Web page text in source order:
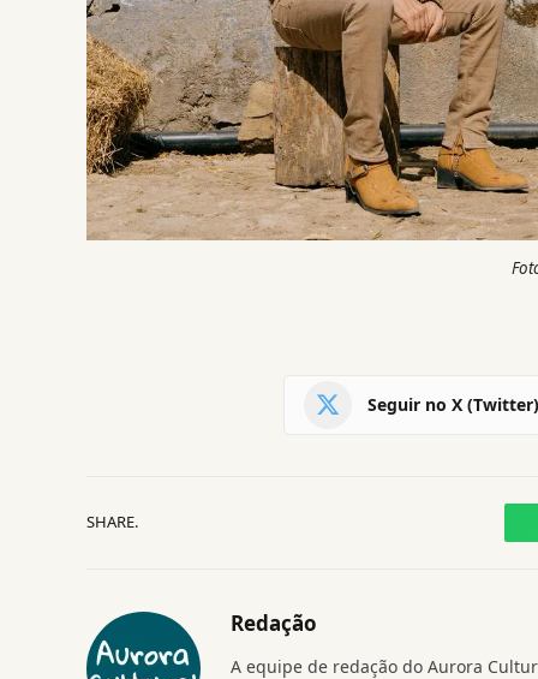
Seguir no X (Twitter)
SHARE.
Redação
A equipe de redação do Aurora